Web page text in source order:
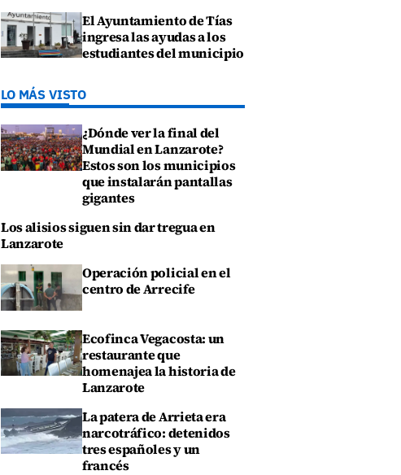
El Ayuntamiento de Tías
ingresa las ayudas a los
estudiantes del municipio
LO MÁS VISTO
¿Dónde ver la final del
Mundial en Lanzarote?
Estos son los municipios
que instalarán pantallas
gigantes
Los alisios siguen sin dar tregua en
Lanzarote
Operación policial en el
centro de Arrecife
Ecofinca Vegacosta: un
restaurante que
homenajea la historia de
Lanzarote
La patera de Arrieta era
narcotráfico: detenidos
tres españoles y un
francés